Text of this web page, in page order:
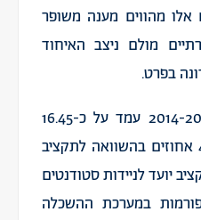
אלו מהווים מענה משופר
מולם ניצב האיחוד
בפרט.
לשנים 2014-20 עמד על כ-16.45
מיליארד אירו (עליה של 40 אחוזים בהשוואה לתקציב
2/3 מהתקציב יועד לניידות סטודנטים
ורפורמות במערכת ההשכלה